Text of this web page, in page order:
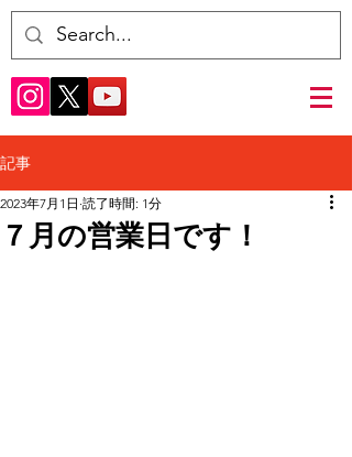
記事
７月の営業日です！
2023年7月1日 読了時間: 1分